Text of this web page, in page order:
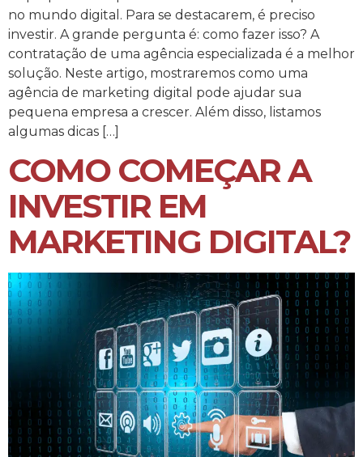
no mundo digital. Para se destacarem, é preciso
investir. A grande pergunta é: como fazer isso? A
contratação de uma agência especializada é a melhor
solução. Neste artigo, mostraremos como uma
agência de marketing digital pode ajudar sua
pequena empresa a crescer. Além disso, listamos
algumas dicas […]
COMO COMEÇAR A
INVESTIR EM
MARKETING DIGITAL?